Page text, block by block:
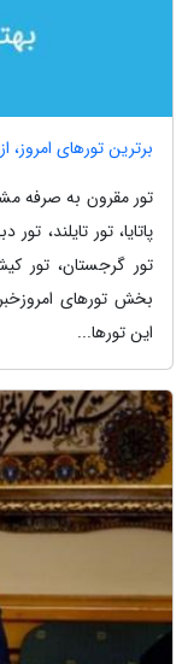
برترین تورهای امروز،
تور مقرون به صرفه
پاتایا، تور تایلند،
تور گرجستان، تور
بخش تورهای
این تورها...